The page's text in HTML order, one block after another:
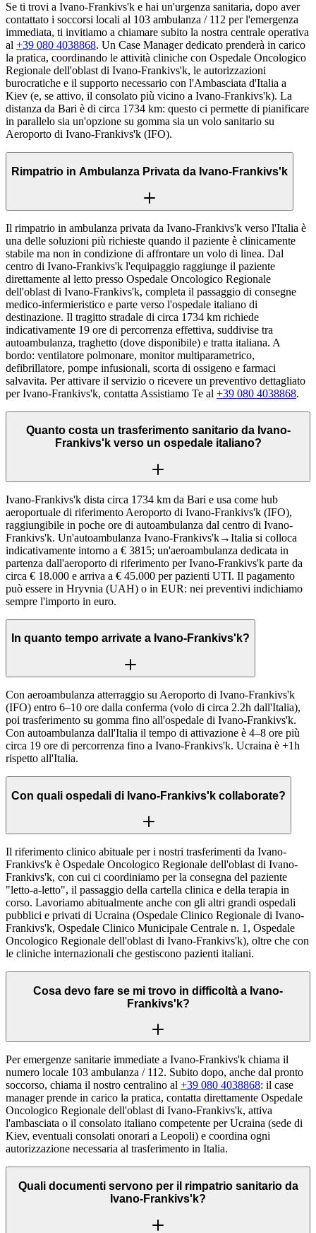
Se ti trovi a Ivano-Frankivs'k e hai un'urgenza sanitaria, dopo aver
contattato i soccorsi locali al 103 ambulanza / 112 per l'emergenza
immediata, ti invitiamo a chiamare subito la nostra centrale operativa
al +39 080 4038868. Un Case Manager dedicato prenderà in carico
la pratica, coordinando le attività cliniche con Ospedale Oncologico
Regionale dell'oblast di Ivano-Frankivs'k, le autorizzazioni
burocratiche e il supporto necessario con l'Ambasciata d'Italia a
Kiev (e, se attivo, il consolato più vicino a Ivano-Frankivs'k). La
distanza da Bari è di circa 1734 km: questo ci permette di pianificare
in parallelo sia un'opzione su gomma sia un volo sanitario su
Aeroporto di Ivano-Frankivs'k (IFO).
Rimpatrio in Ambulanza Privata da Ivano-Frankivs'k
Il rimpatrio in ambulanza privata da Ivano-Frankivs'k verso l'Italia è
una delle soluzioni più richieste quando il paziente è clinicamente
stabile ma non in condizione di affrontare un volo di linea. Dal
centro di Ivano-Frankivs'k l'equipaggio raggiunge il paziente
direttamente al letto presso Ospedale Oncologico Regionale
dell'oblast di Ivano-Frankivs'k, completa il passaggio di consegne
medico-infermieristico e parte verso l'ospedale italiano di
destinazione. Il tragitto stradale di circa 1734 km richiede
indicativamente 19 ore di percorrenza effettiva, suddivise tra
autoambulanza, traghetto (dove disponibile) e tratta italiana. A
bordo: ventilatore polmonare, monitor multiparametrico,
defibrillatore, pompe infusionali, scorta di ossigeno e farmaci
salvavita. Per attivare il servizio o ricevere un preventivo dettagliato
per Ivano-Frankivs'k, contatta Assistiamo Te al +39 080 4038868.
Quanto costa un trasferimento sanitario da Ivano-
Frankivs'k verso un ospedale italiano?
Ivano-Frankivs'k dista circa 1734 km da Bari e usa come hub
aeroportuale di riferimento Aeroporto di Ivano-Frankivs'k (IFO),
raggiungibile in poche ore di autoambulanza dal centro di Ivano-
Frankivs'k. Un'autoambulanza Ivano-Frankivs'k→Italia si colloca
indicativamente intorno a € 3815; un'aeroambulanza dedicata in
partenza dall'aeroporto di riferimento per Ivano-Frankivs'k parte da
circa € 18.000 e arriva a € 45.000 per pazienti UTI. Il pagamento
può essere in Hryvnia (UAH) o in EUR: nei preventivi indichiamo
sempre l'importo in euro.
In quanto tempo arrivate a Ivano-Frankivs'k?
Con aeroambulanza atterraggio su Aeroporto di Ivano-Frankivs'k
(IFO) entro 6–10 ore dalla conferma (volo di circa 2.2h dall'Italia),
poi trasferimento su gomma fino all'ospedale di Ivano-Frankivs'k.
Con autoambulanza dall'Italia il tempo di attivazione è 4–8 ore più
circa 19 ore di percorrenza fino a Ivano-Frankivs'k. Ucraina è +1h
rispetto all'Italia.
Con quali ospedali di Ivano-Frankivs'k collaborate?
Il riferimento clinico abituale per i nostri trasferimenti da Ivano-
Frankivs'k è Ospedale Oncologico Regionale dell'oblast di Ivano-
Frankivs'k, con cui ci coordiniamo per la consegna del paziente
"letto-a-letto", il passaggio della cartella clinica e della terapia in
corso. Lavoriamo abitualmente anche con gli altri grandi ospedali
pubblici e privati di Ucraina (Ospedale Clinico Regionale di Ivano-
Frankivs'k, Ospedale Clinico Municipale Centrale n. 1, Ospedale
Oncologico Regionale dell'oblast di Ivano-Frankivs'k), oltre che con
le cliniche internazionali che gestiscono pazienti italiani.
Cosa devo fare se mi trovo in difficoltà a Ivano-
Frankivs'k?
Per emergenze sanitarie immediate a Ivano-Frankivs'k chiama il
numero locale 103 ambulanza / 112. Subito dopo, anche dal pronto
soccorso, chiama il nostro centralino al +39 080 4038868: il case
manager prende in carico la pratica, contatta direttamente Ospedale
Oncologico Regionale dell'oblast di Ivano-Frankivs'k, attiva
l'ambasciata o il consolato italiano competente per Ucraina (sede di
Kiev, eventuali consolati onorari a Leopoli) e coordina ogni
autorizzazione necessaria al trasferimento in Italia.
Quali documenti servono per il rimpatrio sanitario da
Ivano-Frankivs'k?